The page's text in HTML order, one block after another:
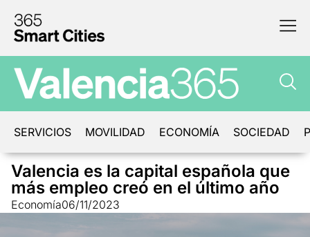
SERVICIOS MOVILIDAD ECONOMÍA SOCIEDAD
Valencia es la capital española que
más empleo creó en el último año
Economía06/11/2023